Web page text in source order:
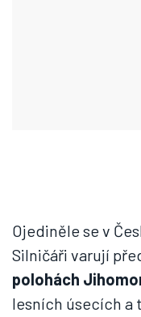
Ojediněle se v
Silničáři varují
polohách
lesních úsecích a